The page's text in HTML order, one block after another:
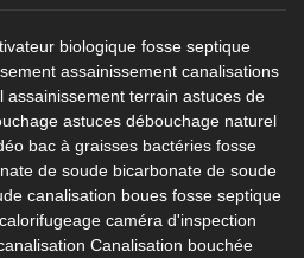
biologique fosse septique
assainissement canalisations
assainissement terrain astuces de
astuces débouchage naturel
bac à graisses bactéries fosse
de soude bicarbonate de soude
canalisation boues fosse septique
calorifugeage caméra d'inspection
Canalisation bouchée